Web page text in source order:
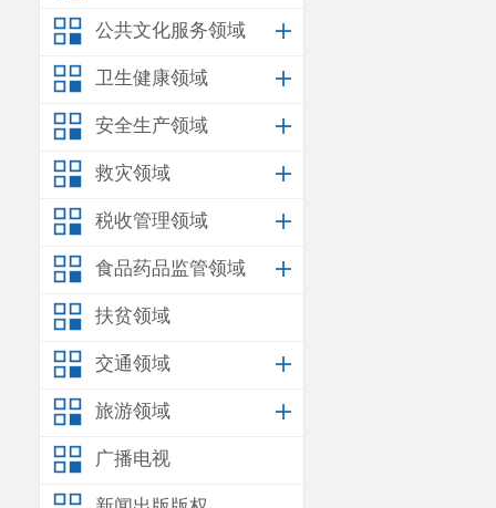
公共文化服务领域
卫生健康领域
安全生产领域
救灾领域
税收管理领域
食品药品监管领域
扶贫领域
交通领域
旅游领域
广播电视